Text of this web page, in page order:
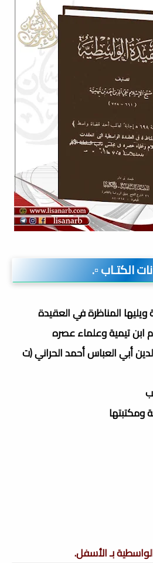
الكتـاب ▫️.
المناظرة في العقيدة
ابن تيمية وعلماء عصره
أبي العباس أحمد الحراني (ت
ومكتبتها
بـ الأسفل.